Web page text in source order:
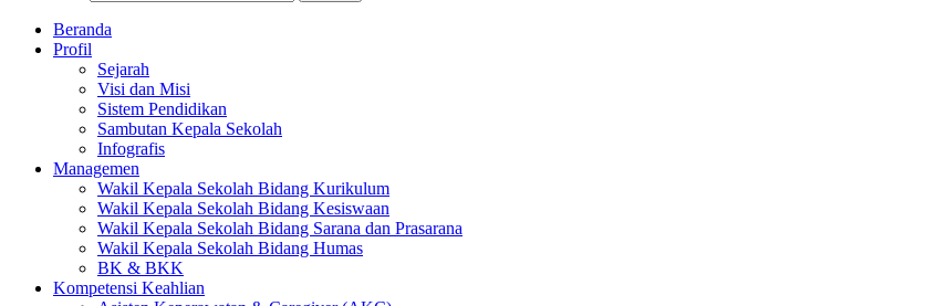
Beranda
Profil
Sejarah
Visi dan Misi
Sistem Pendidikan
Sambutan Kepala Sekolah
Infografis
Managemen
Wakil Kepala Sekolah Bidang Kurikulum
Wakil Kepala Sekolah Bidang Kesiswaan
Wakil Kepala Sekolah Bidang Sarana dan Prasarana
Wakil Kepala Sekolah Bidang Humas
BK & BKK
Kompetensi Keahlian